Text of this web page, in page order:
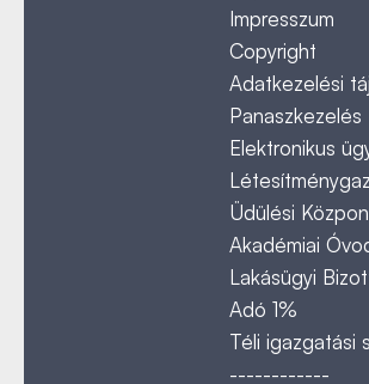
Impresszum
Copyright
Adatkezelési
Panaszkezelés
Elektronikus
Üdülési
Akadémiai
Lakásügyi
Adó 1%
Téli igazgatási
------------